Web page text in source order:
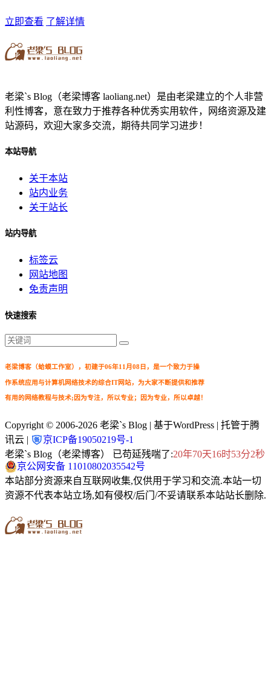
立即查看 了解详情
老梁`s Blog（老梁博客 laoliang.net）是由老梁建立的个人非营
利性博客，意在致力于推荐各种优秀实用软件，网络资源及建
站源码，欢迎大家多交流，期待共同学习进步！
本站导航
关于本站
站内业务
关于站长
站内导航
标签云
网站地图
免责声明
快速搜索
老梁博客（蛤蟆工作室），初建于06年11月08日，是一个致力于操
作系统应用与计算机网络技术的综合IT网站，为大家不断提供和推荐
有用的网络教程与技术;因为专注，所以专业；因为专业，所以卓越！
Copyright © 2006-2026 老梁`s Blog | 基于WordPress | 托管于腾
讯云 |
京ICP备19050219号-1
老梁`s Blog（老梁博客） 已苟延残喘了:20年70天16时53分2秒
京公网安备 11010802035542号
本站部分资源来自互联网收集,仅供用于学习和交流.本站一切
资源不代表本站立场,如有侵权/后门/不妥请联系本站站长删除.